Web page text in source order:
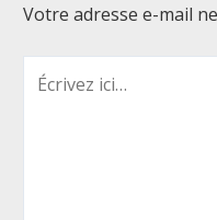
Votre adresse e-mail
Écrivez
ici…